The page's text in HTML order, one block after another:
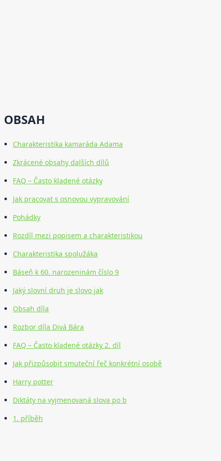
OBSAH
Charakteristika kamaráda Adama
Zkrácené obsahy dalších dílů
FAQ – Často kladené otázky
Jak pracovat s osnovou vypravování
Pohádky
Rozdíl mezi popisem a charakteristikou
Charakteristika spolužáka
Báseň k 60. narozeninám číslo 9
Jaký slovní druh je slovo jak
Obsah díla
Rozbor díla Divá Bára
FAQ – Často kladené otázky 2. díl
Jak přizpůsobit smuteční řeč konkrétní osobě
Harry potter
Diktáty na vyjmenovaná slova po b
1. příběh